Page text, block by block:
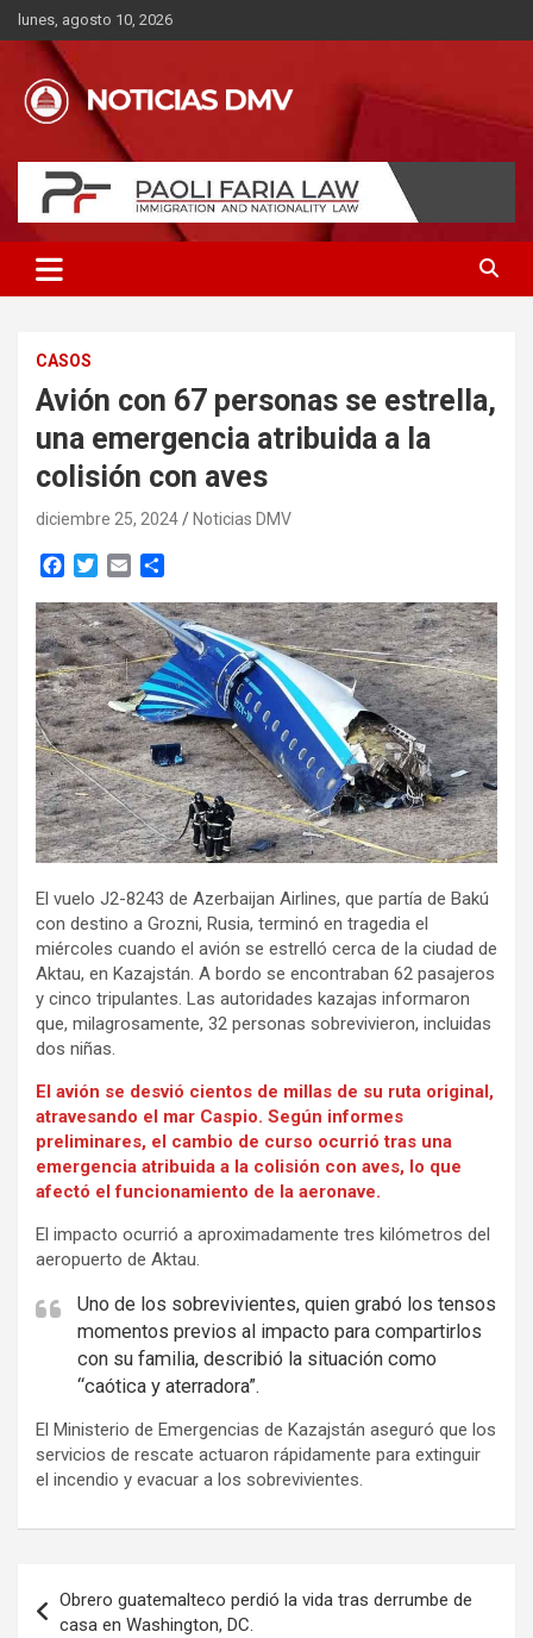
Saltar
al
contenido
lunes, agosto 10, 2026
CASOS
Avión con 67 personas se estrella,
una emergencia atribuida a la
colisión con aves
diciembre 25, 2024 Noticias DMV
c
e
b
o
o
k
i
t
t
e
r
a
i
l
m
p
a
r
t
i
r
El vuelo J2-8243 de Azerbaijan Airlines, que partía de Bakú
con destino a Grozni, Rusia, terminó en tragedia el
miércoles cuando el avión se estrelló cerca de la ciudad de
Aktau, en Kazajstán. A bordo se encontraban 62 pasajeros
y cinco tripulantes. Las autoridades kazajas informaron
que, milagrosamente, 32 personas sobrevivieron, incluidas
dos niñas.
El avión se desvió cientos de millas de su ruta original,
atravesando el mar Caspio. Según informes
preliminares, el cambio de curso ocurrió tras una
emergencia atribuida a la colisión con aves, lo que
afectó el funcionamiento de la aeronave.
El impacto ocurrió a aproximadamente tres kilómetros del
aeropuerto de Aktau.
Uno de los sobrevivientes, quien grabó los tensos
momentos previos al impacto para compartirlos
con su familia, describió la situación como
“caótica y aterradora”.
El Ministerio de Emergencias de Kazajstán aseguró que los
servicios de rescate actuaron rápidamente para extinguir
el incendio y evacuar a los sobrevivientes.
de
Obrero guatemalteco perdió la vida tras derrumbe de
casa en Washington, DC.